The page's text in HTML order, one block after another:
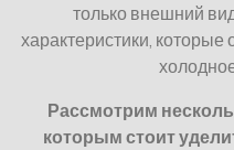
только внешний
характеристики,
Рассмотрим
которым стоит